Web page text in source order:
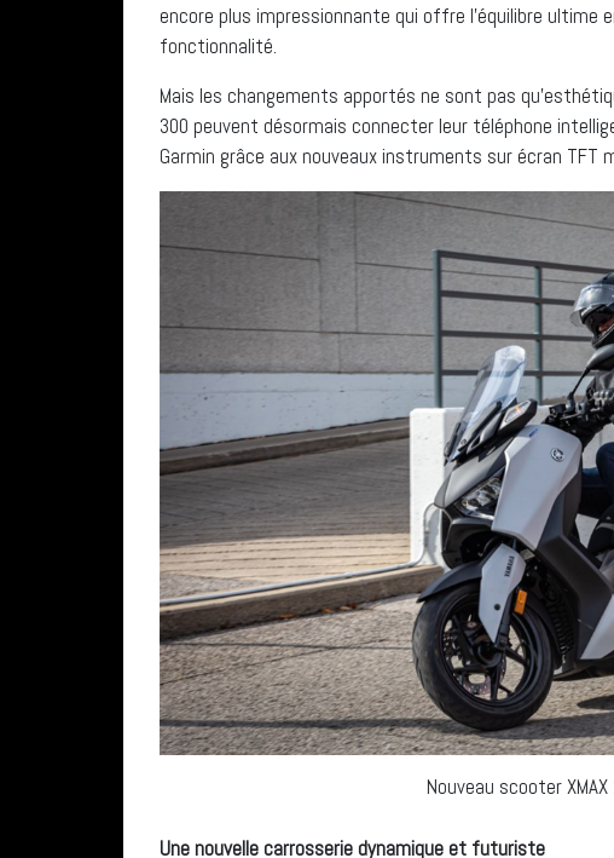
encore plus impressionnante qui offre l’équilibre
fonctionnalité.
Mais les changements apportés ne sont pas
300 peuvent désormais connecter leur téléphone
Garmin grâce aux nouveaux instruments sur écran
Nouveau scooter
Une nouvelle carrosserie dynamique et futuriste